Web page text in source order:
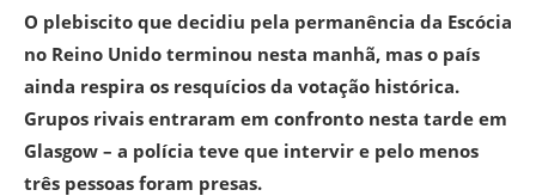
O plebiscito que decidiu pela permanência da Escócia
no Reino Unido terminou nesta manhã, mas o país
ainda respira os resquícios da votação histórica.
Grupos rivais entraram em confronto nesta tarde em
Glasgow – a polícia teve que intervir e pelo menos
três pessoas foram presas.